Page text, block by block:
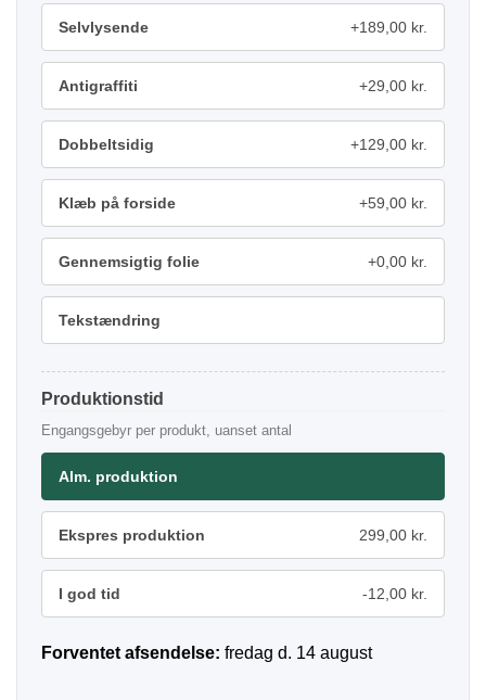
Selvlysende +189,00 kr.
Antigraffiti +29,00 kr.
Dobbeltsidig +129,00 kr.
Klæb på forside +59,00 kr.
Gennemsigtig folie +0,00 kr.
Tekstændring
Produktionstid
Engangsgebyr per produkt, uanset antal
Alm. produktion
Ekspres produktion 299,00 kr.
I god tid -12,00 kr.
Forventet afsendelse: fredag d. 14 august